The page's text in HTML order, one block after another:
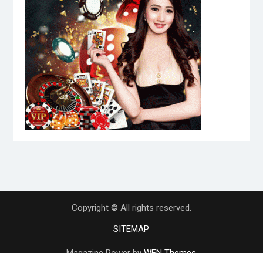
Copyright © All rights reserved.
SITEMAP